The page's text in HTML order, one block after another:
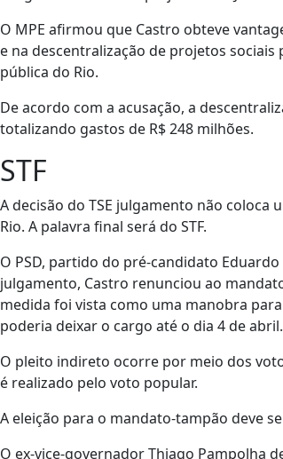
O MPE afirmou que Castro obteve
e na descentralização de projetos
pública do Rio.
De acordo com a acusação, a
totalizando gastos de R$ 248 milhões.
STF
A decisão do TSE julgamento não
Rio. A palavra final será do STF.
O PSD, partido do pré-candidato
julgamento, Castro renunciou ao
medida foi vista como uma manobra
poderia deixar o cargo até o dia 4 de abril.
O pleito indireto ocorre por meio dos
é realizado pelo voto popular.
A eleição para o mandato-tampão deve
O ex-vice-governador Thiago Pampolha